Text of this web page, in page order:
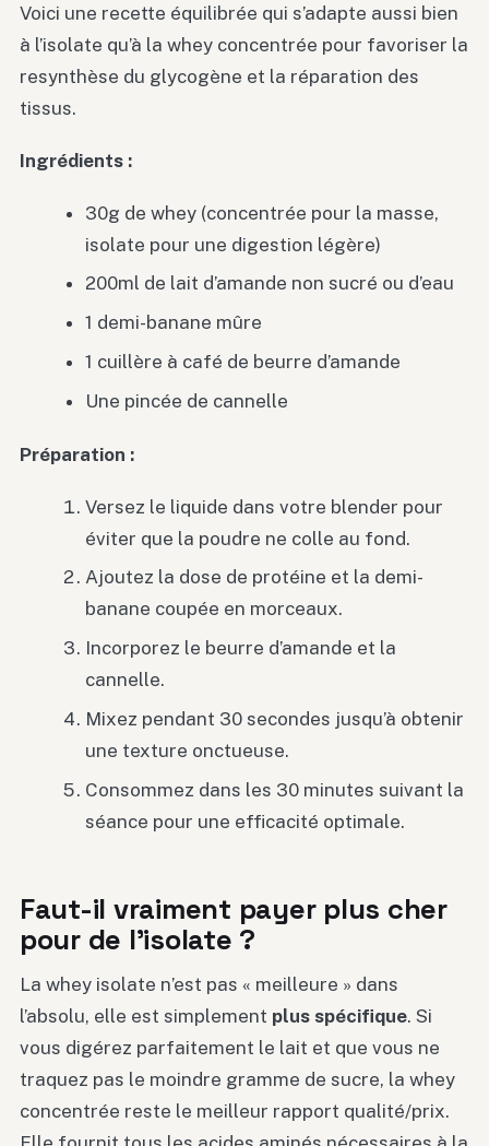
Voici une recette équilibrée qui s’adapte aussi bien
à l’isolate qu’à la whey concentrée pour favoriser la
resynthèse du glycogène et la réparation des
tissus.
Ingrédients :
30g de whey (concentrée pour la masse,
isolate pour une digestion légère)
200ml de lait d’amande non sucré ou d’eau
1 demi-banane mûre
1 cuillère à café de beurre d’amande
Une pincée de cannelle
Préparation :
Versez le liquide dans votre blender pour
éviter que la poudre ne colle au fond.
Ajoutez la dose de protéine et la demi-
banane coupée en morceaux.
Incorporez le beurre d’amande et la
cannelle.
Mixez pendant 30 secondes jusqu’à obtenir
une texture onctueuse.
Consommez dans les 30 minutes suivant la
séance pour une efficacité optimale.
Faut-il vraiment payer plus cher
pour de l’isolate ?
La whey isolate n’est pas « meilleure » dans
l’absolu, elle est simplement plus spécifique. Si
vous digérez parfaitement le lait et que vous ne
traquez pas le moindre gramme de sucre, la whey
concentrée reste le meilleur rapport qualité/prix.